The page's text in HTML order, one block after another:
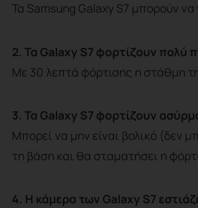
Τα Samsung Galaxy S7 μπορούν
2. Τα Galaxy S7 φορτίζουν πολύ
Με 30 λεπτά φόρτισης η στάθμη
3. Τα Galaxy S7 φορτίζουν
Μπορεί να μην είναι βολικό (δεν
τη βάση και θα σταματήσει η
4. Η κάμερα των Galaxy S7